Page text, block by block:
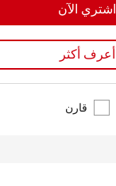
اشتري الآن
أعرف أكثر
قارن